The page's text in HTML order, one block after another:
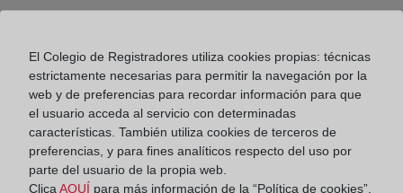
La creación de empresas disminuye en abril un
1,9 % tras once meses de crecimiento
El Colegio de Registradores utiliza cookies propias: técnicas
estrictamente necesarias para permitir la navegación por la
web y de preferencias para recordar información para que
el usuario acceda al servicio con determinadas
características. También utiliza cookies de terceros de
preferencias, y para fines analíticos respecto del uso por
parte del usuario de la propia web.
Clica AQUÍ para más información de la “Política de cookies”.